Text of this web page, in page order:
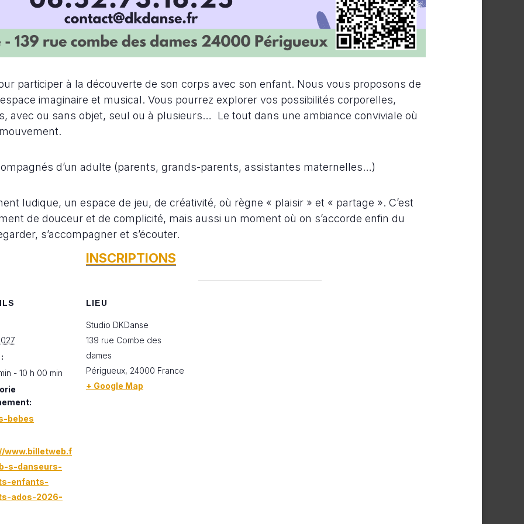
participer à la découverte de son corps avec son enfant. Nous vous proposons de
imaginaire et musical. Vous pourrez explorer vos possibilités corporelles,
avec ou sans objet, seul ou à plusieurs… Le tout dans une ambiance conviviale où
d’un adulte (parents, grands-parents, assistantes maternelles…)
ludique, un espace de jeu, de créativité, où règne « plaisir » et « partage ». C’est
de douceur et de complicité, mais aussi un moment où on s’accorde enfin du
s’accompagner et s’écouter.
INSCRIPTIONS
- 10 h 00 min
bebes
www.billetweb.f
s-danseurs-
enfants-
ados-2026-
LIEU
Studio DKDanse
139 rue Combe des
dames
Périgueux, 24000 France
+ Google Map